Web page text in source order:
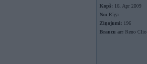
Kopš: 16. Apr 2009
No: Rīga
Ziņojumi: 196
Braucu ar: Reno Clio